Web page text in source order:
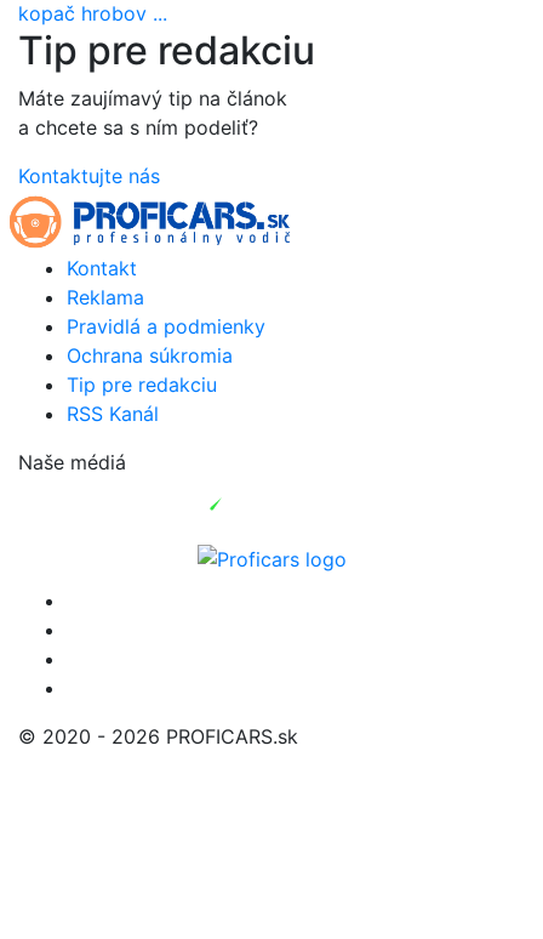
kopač hrobov ...
Tip pre redakciu
Máte zaujímavý tip na článok
a chcete sa s ním podeliť?
Kontaktujte nás
Kontakt
Reklama
Pravidlá a podmienky
Ochrana súkromia
Tip pre redakciu
RSS Kanál
Naše médiá
© 2020 - 2026 PROFICARS.sk